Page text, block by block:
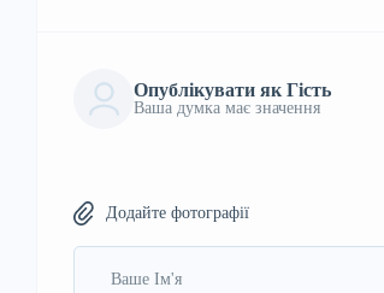
Опублікувати як Гість
Ваша думка має значення
Додайте фотографії